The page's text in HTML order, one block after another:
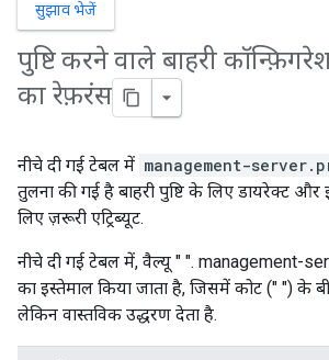
सुझाव भेजें
पुष्टि करने वाले बाहरी
का रेफ़रंस
नीचे दी गई टेबल में management-
तुलना की गई है बाहरी पुष्टि के लिए डायरेक्ट और
लिए ज़रूरी एट्रिब्यूट.
नीचे दी गई टेबल में, वैल्यू " ". management-
का इस्तेमाल किया जाता है, जिसमें कोट (" ") के
लेकिन वास्तविक उद्धरण देता है.